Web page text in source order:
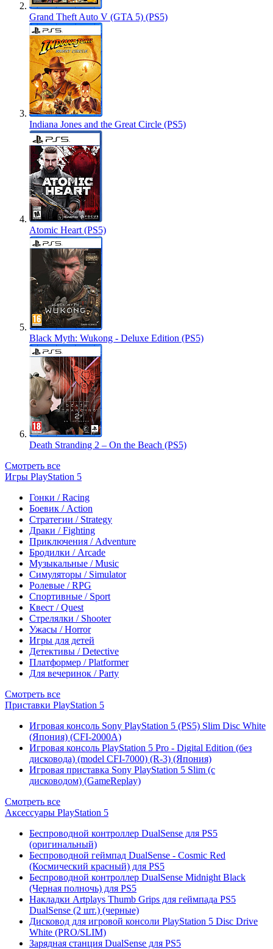
Grand Theft Auto V (GTA 5) (PS5)
Indiana Jones and the Great Circle (PS5)
Atomic Heart (PS5)
Black Myth: Wukong - Deluxe Edition (PS5)
Death Stranding 2 – On the Beach (PS5)
Смотреть все
Игры PlayStation 5
Гонки / Racing
Боевик / Action
Стратегии / Strategy
Драки / Fighting
Приключения / Adventure
Бродилки / Arcade
Музыкальные / Music
Симуляторы / Simulator
Ролевые / RPG
Спортивные / Sport
Квест / Quest
Стрелялки / Shooter
Ужасы / Horror
Игры для детей
Детективы / Detective
Платформер / Platformer
Для вечеринок / Party
Смотреть все
Приставки PlayStation 5
Игровая консоль Sony PlayStation 5 (PS5) Slim Disc White
(Япония) (CFI-2000A)
Игровая консоль PlayStation 5 Pro - Digital Edition (без
дисковода) (model CFI-7000) (R-3) (Япония)
Игровая приставка Sony PlayStation 5 Slim (с
дисководом) (GameReplay)
Смотреть все
Аксессуары PlayStation 5
Беспроводной контроллер DualSense для PS5
(оригинальный)
Беспроводной геймпад DualSense - Cosmic Red
(Космический красный) для PS5
Беспроводной контроллер DualSense Midnight Black
(Черная полночь) для PS5
Накладки Artplays Thumb Grips для геймпада PS5
DualSense (2 шт.) (черные)
Дисковод для игровой консоли PlayStation 5 Disc Drive
White (PRO/SLIM)
Зарядная станция DualSense для PS5